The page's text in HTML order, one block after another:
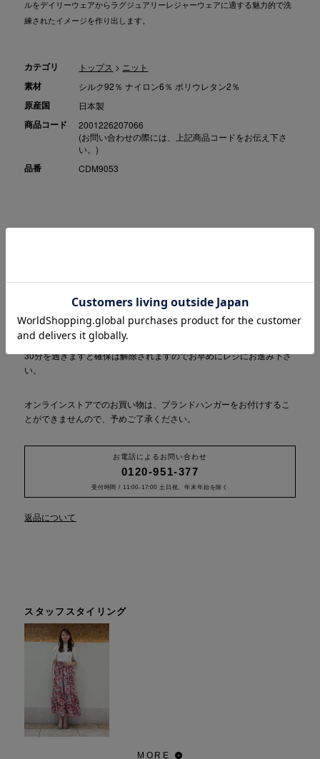
ルをデイリーウェアからラグジュアリーレジャーウェアに適する魅力的で洗
練されたイメージを作り出します。
カテゴリ トップス > ニット
素材 シルク92％ ナイロン6％ ポリウレタン2％
原産国 日本製
商品コード
2001226207066
(お問い合わせの際には、上記商品コードをお伝え下さ
い。)
品番 CDM9053
カートに商品を入れた段階で、お客様の在庫は30分間確保されます
が、この時点でご購入したことにはなりませんのでご注意ください。
30分を過ぎますと確保は解除されますのでお早めにレジにお進み下さ
い。
オンラインストアでのお買い物は、ブランドハンガーをお付けするこ
とができませんので、予めご了承ください。
お電話によるお問い合わせ
0120-951-377
受付時間 / 11:00-17:00 土日祝、年末年始を除く
返品について
スタッフスタイリング
MORE